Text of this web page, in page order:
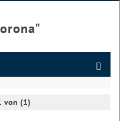
"
von (1)